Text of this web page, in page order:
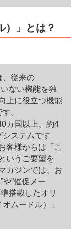
）」とは？
、従来の
ない機能を独
上に役立つ機能
。
カ国以上、約4
システムです
客様からは「こ
いうご要望を
ガジンでは、お
や”催促メー
搭載したオリ
ムードル）」